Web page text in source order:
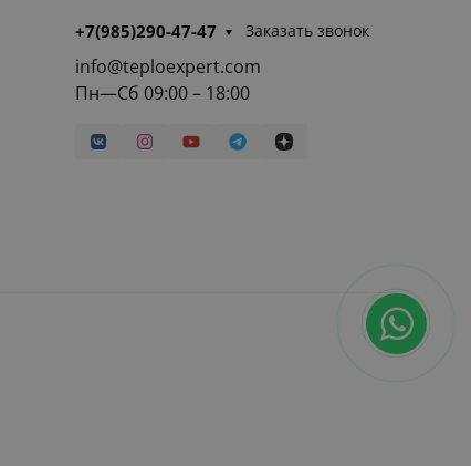
+7(985)290-47-47 Заказать звонок
info@teploexpert.com
Пн—Сб 09:00 – 18:00